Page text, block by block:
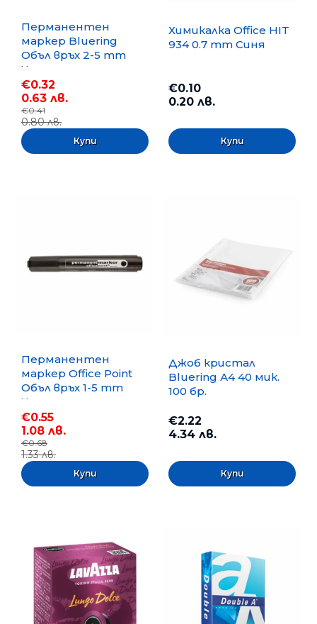
Перманентен
маркер Bluering
Объл връх 2-5 mm
Черен
€0.32
0.63 лв.
€0.41
0.80 лв.
Химикалка Office HIT
934 0.7 mm Синя
€0.10
0.20 лв.
Перманентен
маркер Office Point
Объл връх 1-5 mm
Черен
€0.55
1.08 лв.
€0.68
1.33 лв.
Джоб кристал
Bluering А4 40 мик.
100 бр.
€2.22
4.34 лв.